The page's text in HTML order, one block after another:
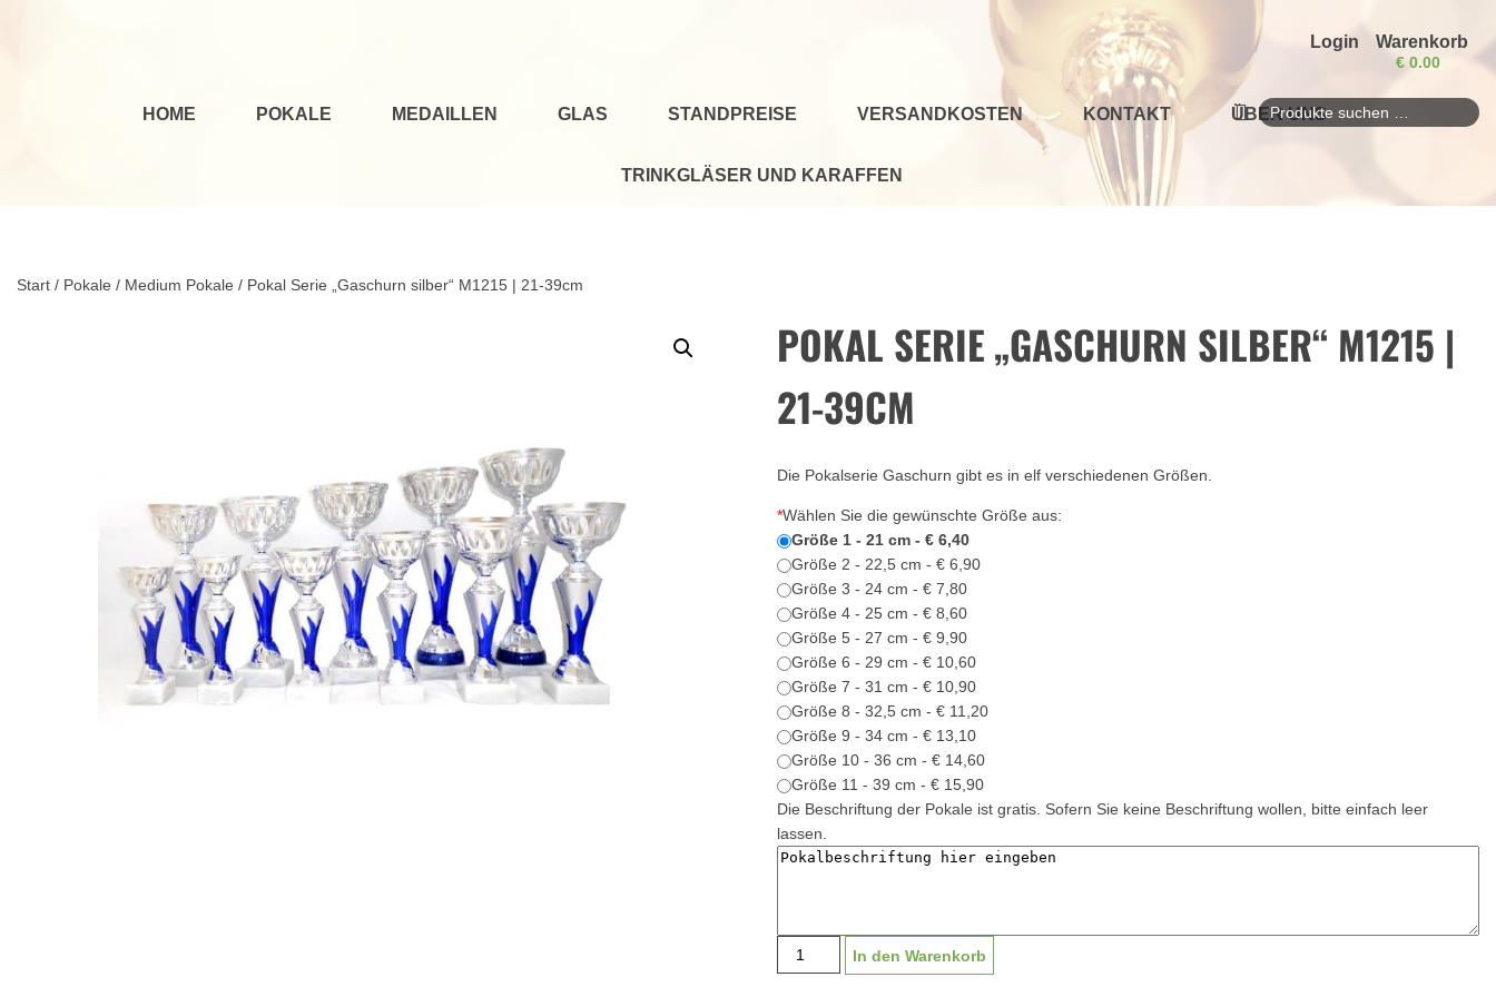
Login Warenkorb
€ 0.00
HOME POKALE MEDAILLEN GLAS STANDPREISE VERSANDKOSTEN KONTAKT ÜBER UNS
TRINKGLÄSER UND KARAFFEN
Suchen
Start / Pokale / Medium Pokale / Pokal Serie „Gaschurn silber“ M1215 | 21-39cm
POKAL SERIE „GASCHURN SILBER“ M1215 |
21-39CM
Die Pokalserie Gaschurn gibt es in elf verschiedenen Größen.
*Wählen Sie die gewünschte Größe aus:
Größe 1 - 21 cm - € 6,40
Größe 2 - 22,5 cm - € 6,90
Größe 3 - 24 cm - € 7,80
Größe 4 - 25 cm - € 8,60
Größe 5 - 27 cm - € 9,90
Größe 6 - 29 cm - € 10,60
Größe 7 - 31 cm - € 10,90
Größe 8 - 32,5 cm - € 11,20
Größe 9 - 34 cm - € 13,10
Größe 10 - 36 cm - € 14,60
Größe 11 - 39 cm - € 15,90
Die Beschriftung der Pokale ist gratis. Sofern Sie keine Beschriftung wollen, bitte einfach leer
lassen.
Pokal
Serie
In den Warenkorb